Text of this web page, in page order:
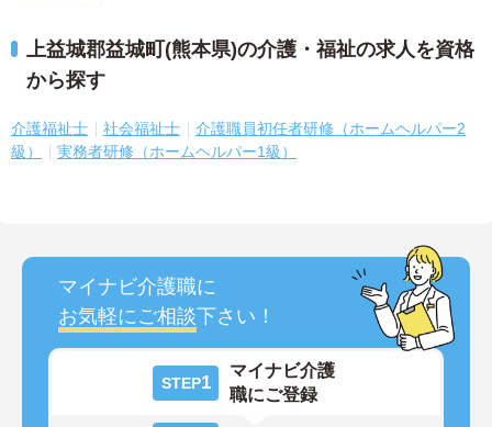
上益城郡益城町(熊本県)の介護・福祉の求人を資格
から探す
介護福祉士 社会福祉士
介護職員初任者研修（ホームヘルパー2
級）
実務者研修（ホームヘルパー1級）
マイナビ介護職に
お気軽にご相談下さい！
STEP1
マイナビ介護
職にご登録